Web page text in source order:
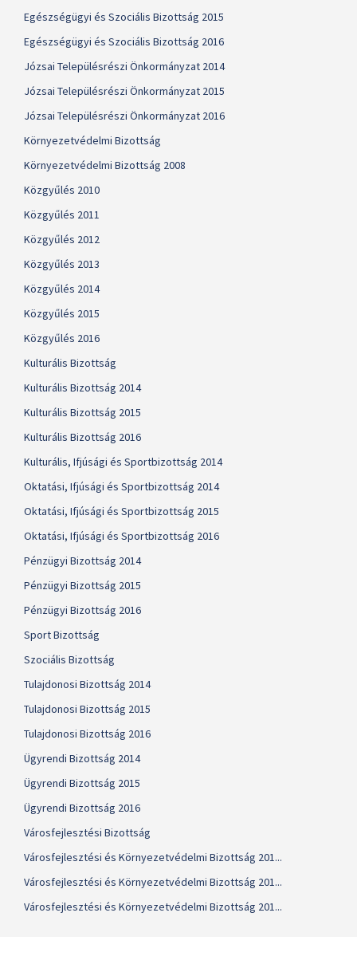
Egészségügyi és Szociális Bizottság 2015
Egészségügyi és Szociális Bizottság 2016
Józsai Településrészi Önkormányzat 2014
Józsai Településrészi Önkormányzat 2015
Józsai Településrészi Önkormányzat 2016
Környezetvédelmi Bizottság
Környezetvédelmi Bizottság 2008
Közgyűlés 2010
Közgyűlés 2011
Közgyűlés 2012
Közgyűlés 2013
Közgyűlés 2014
Közgyűlés 2015
Közgyűlés 2016
Kulturális Bizottság
Kulturális Bizottság 2014
Kulturális Bizottság 2015
Kulturális Bizottság 2016
Kulturális, Ifjúsági és Sportbizottság 2014
Oktatási, Ifjúsági és Sportbizottság 2014
Oktatási, Ifjúsági és Sportbizottság 2015
Oktatási, Ifjúsági és Sportbizottság 2016
Pénzügyi Bizottság 2014
Pénzügyi Bizottság 2015
Pénzügyi Bizottság 2016
Sport Bizottság
Szociális Bizottság
Tulajdonosi Bizottság 2014
Tulajdonosi Bizottság 2015
Tulajdonosi Bizottság 2016
Ügyrendi Bizottság 2014
Ügyrendi Bizottság 2015
Ügyrendi Bizottság 2016
Városfejlesztési Bizottság
Városfejlesztési és Környezetvédelmi Bizottság 201...
Városfejlesztési és Környezetvédelmi Bizottság 201...
Városfejlesztési és Környezetvédelmi Bizottság 201...